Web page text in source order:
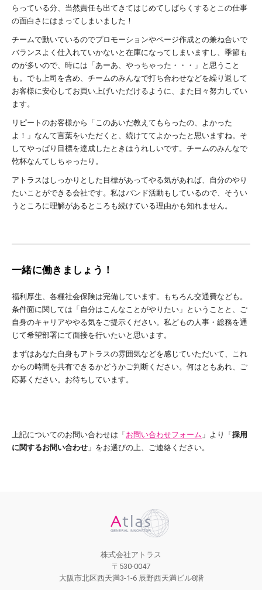
らっている分、当然責任も出てきてはじめてしばらくするとこの仕事
の面白さにはまってしまいました！
チームで動いているのでプロモーションやページ作成との兼ね合いで
バランスよく仕入れていかないと在庫になってしまいますし、季節も
のが多いので、時には「あーあ、やっちゃった・・・」と思うこと
も。でも上司を含め、チームのみんなで打ち合わせなどを繰り返して
お客様に安心してお買い上げいただけるように、また日々努力してい
ます。
リピートのお客様から「このあいだ教えてもらったの、よかった
よ！」なんて言葉をいただくと、続けててよかったと思いますね。そ
してやっぱり目標を達成したときはうれしいです。チームのみんなで
乾杯なんてしちゃったり。
アトラスはしっかりとした目標があってやる気があれば、自分のやり
たいことができる会社です。私はバンド活動もしているので、そうい
うところに理解があるところも続けている理由かも知れません。
一緒に働きましょう！
福利厚生、各種社会保険は完備しています。もちろん交通費なども。
条件面に関しては「自分はこんなことがやりたい」ということと、ご
自身のキャリアややる気をご提示ください。私どもの人事・総務を通
じて希望部署にて面接を行いたいと思います。
まずはあなた自身もアトラスの雰囲気などを感じていただいて、これ
からの時間を共有できるかどうかご判断ください。何はともあれ、ご
応募ください。お待ちしています。
上記についてのお問い合わせは「 お問い合わせフォーム 」より「 採用
に関するお問い合わせ 」をお選びの上、ご連絡ください。
株式会社アトラス
〒530-0047
大阪市北区西天満3-1-6 辰野西天満ビル8階